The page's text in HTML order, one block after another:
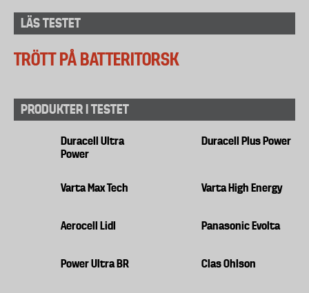
LÄS TESTET
TRÖTT PÅ BATTERITORSK
PRODUKTER I TESTET
Duracell Ultra
Power
Duracell Plus Power
Varta Max Tech Varta High Energy
Aerocell Lidl Panasonic Evolta
Power Ultra BR Clas Ohlson